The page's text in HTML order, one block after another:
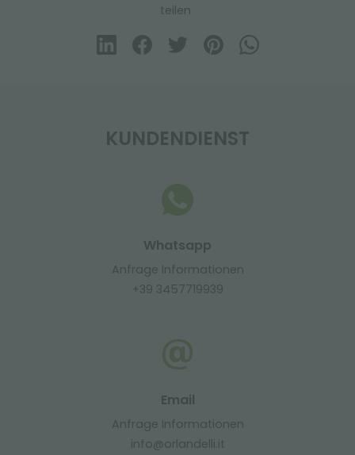
teilen
KUNDENDIENST
Whatsapp
Anfrage Informationen
+39 3457719939
Email
Anfrage Informationen
info@orlandelli.it